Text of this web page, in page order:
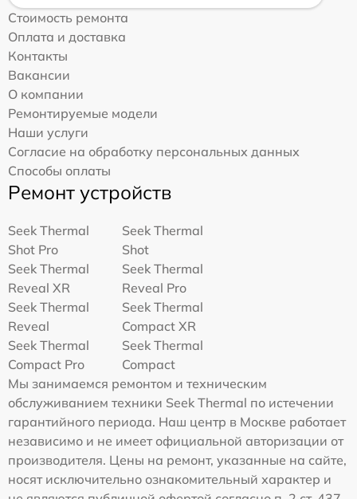
Стоимость ремонта
Оплата и доставка
Контакты
Вакансии
О компании
Ремонтируемые модели
Наши услуги
Согласие на обработку персональных данных
Способы оплаты
Ремонт устройств
Seek Thermal
Shot Pro
Seek Thermal
Shot
Seek Thermal
Reveal XR
Seek Thermal
Reveal Pro
Seek Thermal
Reveal
Seek Thermal
Compact XR
Seek Thermal
Compact Pro
Seek Thermal
Compact
Мы занимаемся ремонтом и техническим
обслуживанием техники Seek Thermal по истечении
гарантийного периода. Наш центр в Москве работает
независимо и не имеет официальной авторизации от
производителя. Цены на ремонт, указанные на сайте,
носят исключительно ознакомительный характер и